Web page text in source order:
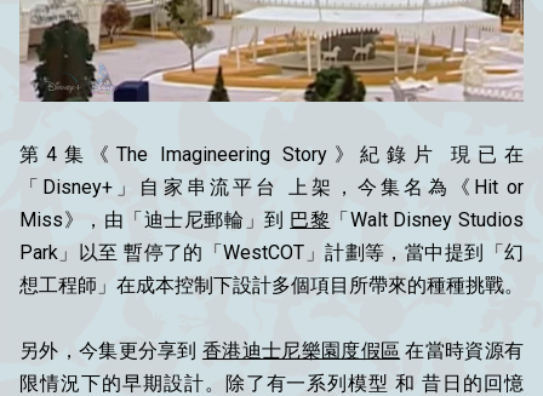
第4集《The Imagineering Story》紀錄片 現已在
「Disney+」自家串流平台 上架，今集名為《Hit or
Miss》，由「迪士尼郵輪」到 巴黎 「Walt Disney Studios
Park」以至 暫停了的「WestCOT」計劃等，當中提到「幻
想工程師」在成本控制下設計多個項目所帶來的種種挑戰。
另外，今集更分享到香港迪士尼樂園度假區 在當時資源有
限情況下的早期設計。除了有一系列模型 和 昔日的回憶